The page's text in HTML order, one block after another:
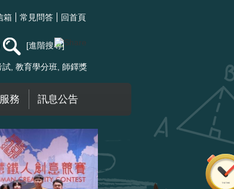
箱 常見問答 回首頁
進階搜尋
試 教育學分班 師鐸獎
務 訊息公告